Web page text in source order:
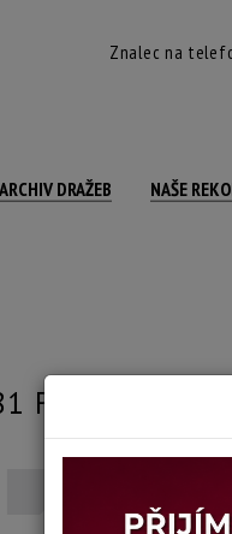
Znalec na
ARCHIV DRAŽEB NAŠE
Francie